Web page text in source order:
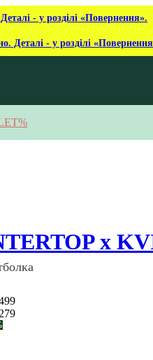
- у розділі «Повернення».
Деталі - у розділі
x